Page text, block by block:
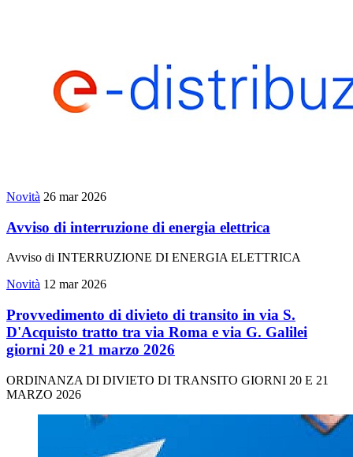
Novità 26 mar 2026
Avviso di interruzione di energia elettrica
Avviso di INTERRUZIONE DI ENERGIA ELETTRICA
Novità 12 mar 2026
Provvedimento di divieto di transito in via S.
D'Acquisto tratto tra via Roma e via G. Galilei
giorni 20 e 21 marzo 2026
ORDINANZA DI DIVIETO DI TRANSITO GIORNI 20 E 21
MARZO 2026